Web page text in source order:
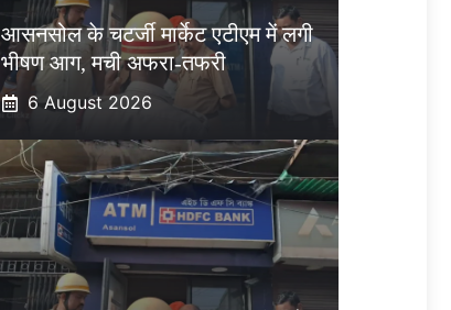
आसनसोल के चटर्जी मार्केट एटीएम में लगी
भीषण आग, मची अफरा-तफरी
6 August 2026